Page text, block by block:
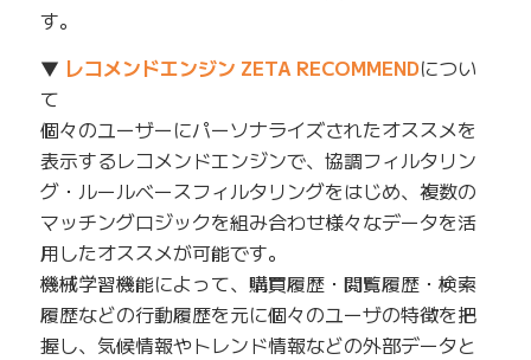
す。
▼ レコメンドエンジン ZETA RECOMMENDについ
て
個々のユーザーにパーソナライズされたオススメを
表示するレコメンドエンジンで、協調フィルタリン
グ・ルールベースフィルタリングをはじめ、複数の
マッチングロジックを組み合わせ様々なデータを活
用したオススメが可能です。
機械学習機能によって、購買履歴・閲覧履歴・検索
履歴などの行動履歴を元に個々のユーザの特徴を把
握し、気候情報やトレンド情報などの外部データと